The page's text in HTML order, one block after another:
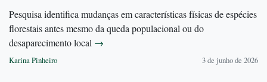
Pesquisa identifica mudanças em características físicas de espécies
florestais antes mesmo da queda populacional ou do
desaparecimento local →
Karina Pinheiro 3 de junho de 2026